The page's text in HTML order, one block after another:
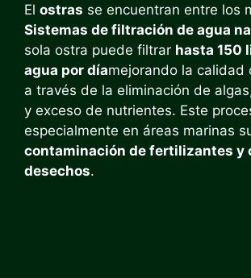
El ostras se encuentran entre los
Sistemas de filtración de agua
sola ostra puede filtrar hasta 150
agua por díamejorando la calidad
a través de la eliminación de
y exceso de nutrientes. Este
especialmente en áreas marinas
contaminación de fertilizantes y
desechos.